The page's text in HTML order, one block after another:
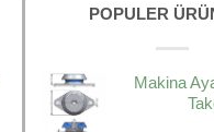
POPULER
Makina